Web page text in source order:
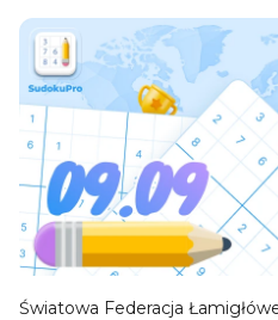
Światowa Federacja